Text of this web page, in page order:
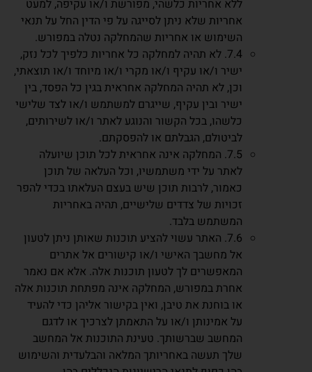
ללא אחריות כלשהי, מפורשת ו/או עקיפה, למעט
אחריות שלא ניתן לסייגה על פי הדין החל על תנאי
השימוש או אחריות שהמחלקה נטלה במפורש.
7.4. לא תהיה למחלקה כל אחריות כלפיך לכל נזק,
ישיר ו/או עקיף ו/או מקרי ו/או מיוחד ו/או תוצאתי,
וכן, לא תהיה המחלקה אחראית בגין כל הפסד, בין
ישיר ובין עקיף, שייגרם למשתמש ו/או לצד שלישי
כלשהו, בכל הקשור והנוגע לאתר ו/או לשירותים,
לביטולם, הגבלתם או להפסקתם.
7.5. המחלקה אינה אחראית לכל תוכן שיועלה
לאתר על ידי משתמשיו, וכל העלאה של תוכן
כאמור, לרבות תוכן שיש בעצם העלאתו בכדי להפר
זכויות של צדדים שלישיים, תהיה באחריות
המשתמש בלבד.
7.6. האתר עשוי להציע תוכנות שאותן ניתן לטעון
אל מחשבך האישי ו/או קישורים אל אתרים
המאפשרים לך לטעון תוכנות אלה. אלא אם נאמר
אחרת במפורש, המחלקה אינה מפתחת תוכנות אלה
או בוחנת את טיבן, ואין בקישור אליהן כדי להעיד
על אמינותן ו/או על התאמתן לצרכיך או לדגם
המחשב שברשותך. טעינת התוכנות אל המחשב
שלך תעשה באחריותך המלאה והבלעדית והשימוש